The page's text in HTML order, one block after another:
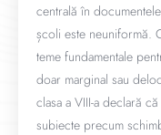
centrală în
școli este neuniformă.
teme fundamentale
doar marginal sau
clasa a VIII-a declară
subiecte precum